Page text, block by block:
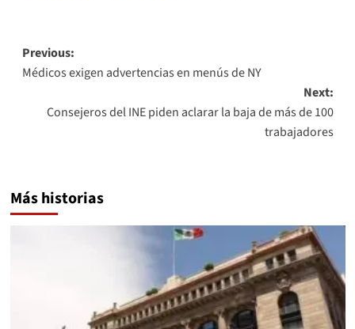
Post
navigation
Previous:
Médicos exigen advertencias en menús de NY
Next:
Consejeros del INE piden aclarar la baja de más de 100
trabajadores
Más historias